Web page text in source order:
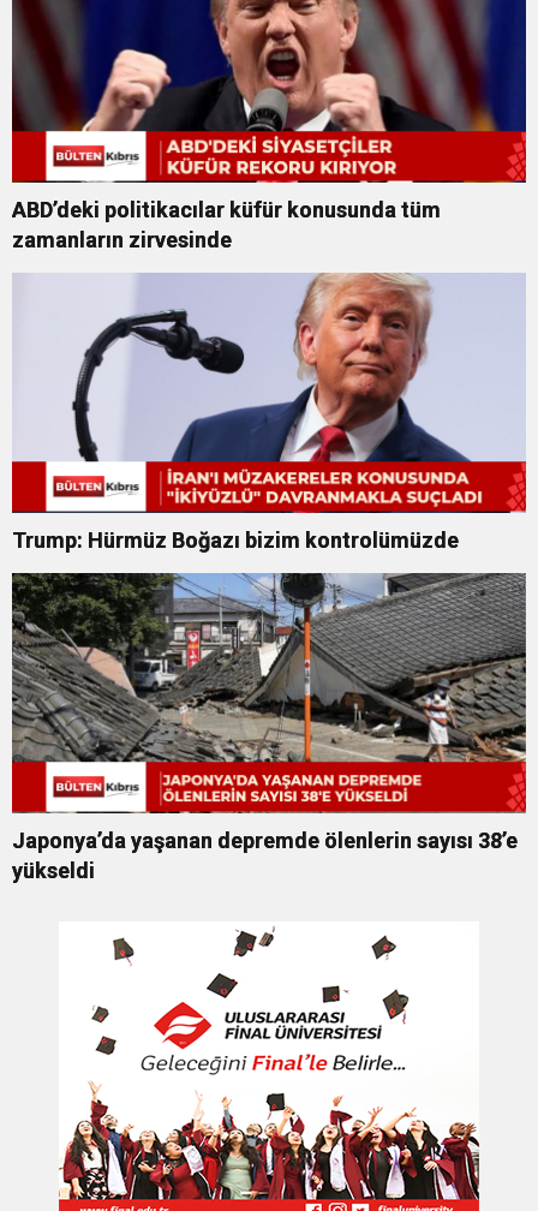
ABD’deki politikacılar küfür konusunda tüm
zamanların zirvesinde
Trump: Hürmüz Boğazı bizim kontrolümüzde
Japonya’da yaşanan depremde ölenlerin sayısı 38’e
yükseldi